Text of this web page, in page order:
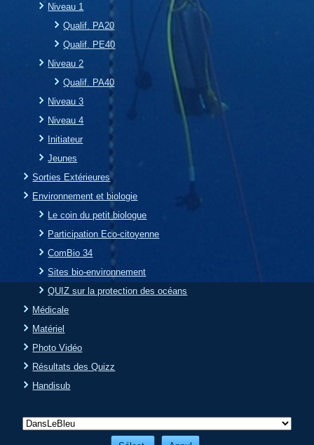
Niveau 1
Qualif. PA20
Qualif. PE40
Niveau 2
Qualif. PA40
Niveau 3
Niveau 4
Initiateur
Jeunes
Sorties Extérieures
Environnement et biologie
Le coin du petit biologue
Participation Eco-citoyenne
ComBio 34
Sites bio-environnement
QUIZ sur la protection des océans
Médicale
Matériel
Photo Vidéo
Résultats des Quizz
Handisub